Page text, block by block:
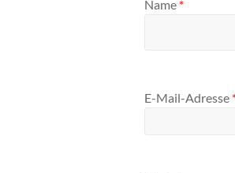
Name *
E-Mail-Adresse